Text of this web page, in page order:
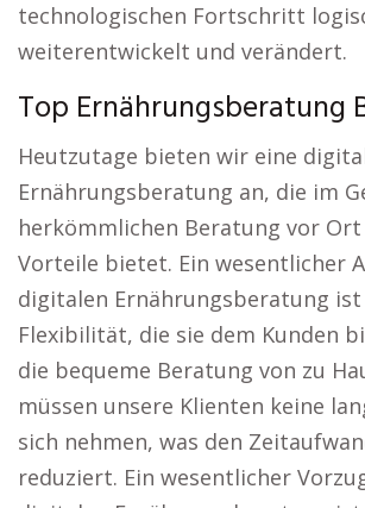
technologischen Fortschritt
weiterentwickelt und verändert.
Top Ernährungsberatung
Heutzutage bieten wir eine
Ernährungsberatung an, die im
herkömmlichen Beratung vor
Vorteile bietet. Ein wesentlicher
digitalen Ernährungsberatung ist
Flexibilität, die sie dem Kunden
die bequeme Beratung von zu
müssen unsere Klienten keine
sich nehmen, was den
reduziert. Ein wesentlicher